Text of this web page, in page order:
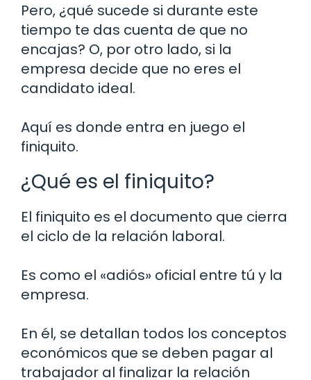
Pero, ¿qué sucede si durante este
tiempo te das cuenta de que no
encajas? O, por otro lado, si la
empresa decide que no eres el
candidato ideal.
Aquí es donde entra en juego el
finiquito.
¿Qué es el finiquito?
El finiquito es el documento que cierra
el ciclo de la relación laboral.
Es como el «adiós» oficial entre tú y la
empresa.
En él, se detallan todos los conceptos
económicos que se deben pagar al
trabajador al finalizar la relación